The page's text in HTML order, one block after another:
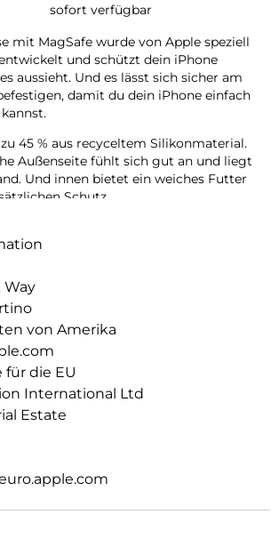
sofort verfügbar
mit MagSafe wurde von Apple speziell
und schützt dein iPhone
aussieht. Und es lässt sich sicher am
damit du dein iPhone einfach
45 % aus recyceltem Silikon­material.
Außenseite fühlt sich gut an und liegt
Und innen bietet ein weiches Futter
Schutz.
mit einer leitenden Schicht, die die
Fingers zur Kamerasteuerung
die sich perfekt am iPhone 17
Case ganz einfach und sorgt für
Laden. Lass dein iPhone beim Laden
docke dein MagSafe Ladegerät an oder
25W oder Qi zertifiziertes Ladegerät.
entwickelte Case durchläuft es im Laufe
Tausende von
sieht es nicht nur großartig aus,
gemacht, dein iPhone vor Kratzern
schützen.
Way
von Amerika
die EU
International Ltd
Estate